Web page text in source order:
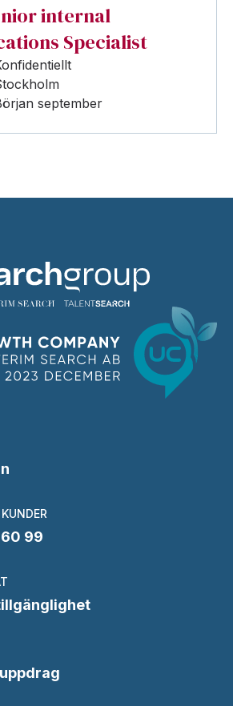
internal
Specialist
september
99